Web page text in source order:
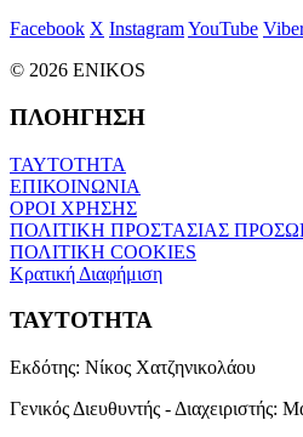
Facebook X InstagramYouTube
© 2026 ENIKOS
ΠΛΟΗΓΗΣΗ
ΤΑΥΤΟΤΗΤΑ
ΕΠΙΚΟΙΝΩΝΙΑ
ΟΡΟΙ ΧΡΗΣΗΣ
ΠΟΛΙΤΙΚΗ ΠΡΟΣΤΑΣΙΑΣ
ΠΟΛΙΤΙΚΗ COOKIES
Κρατική Διαφήμιση
ΤΑΥΤΟΤΗΤΑ
Εκδότης: Νίκος Χατζηνικολάου
Γενικός Διευθυντής - Διαχειριστής: